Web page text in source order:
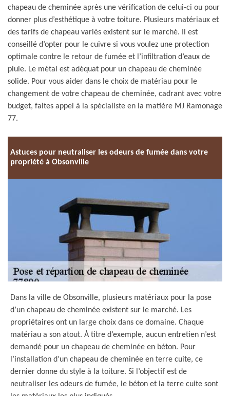
chapeau de cheminée après une vérification de celui-ci ou pour
donner plus d’esthétique à votre toiture. Plusieurs matériaux et
des tarifs de chapeau variés existent sur le marché. Il est
conseillé d’opter pour le cuivre si vous voulez une protection
optimale contre le retour de fumée et l’infiltration d’eaux de
pluie. Le métal est adéquat pour un chapeau de cheminée
solide. Pour vous aider dans le choix de matériau pour le
changement de votre chapeau de cheminée, cadrant avec votre
budget, faites appel à la spécialiste en la matière MJ Ramonage
77.
Astuces pour neutraliser les odeurs de fumée dans votre
propriété à Obsonville
Dans la ville de Obsonville, plusieurs matériaux pour la pose
d’un chapeau de cheminée existent sur le marché. Les
propriétaires ont un large choix dans ce domaine. Chaque
matériau a son atout. À titre d’exemple, aucun entretien n’est
demandé pour un chapeau de cheminée en béton. Pour
l’installation d’un chapeau de cheminée en terre cuite, ce
dernier donne du style à la toiture. Si l’objectif est de
neutraliser les odeurs de fumée, le béton et la terre cuite sont